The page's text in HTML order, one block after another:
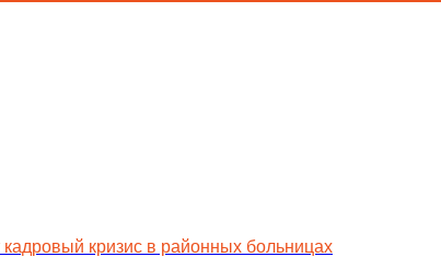
кризис в районных больницах